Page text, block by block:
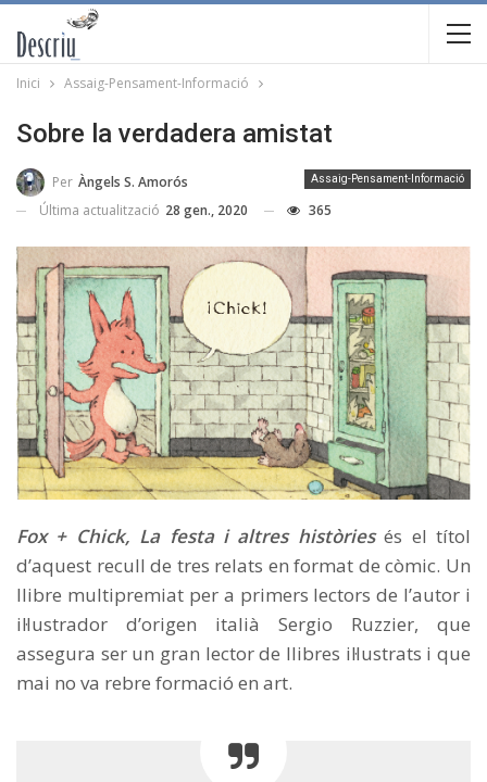
Inici Assaig-Pensament-Informació
Sobre la verdadera amistat
Assaig-Pensament-Informació
Per Àngels S. Amorós
Última actualització 28 gen., 2020 365
Fox + Chick, La festa i altres històriesés el títol
d’aquest recull de tres relats en format de còmic. Un
llibre multipremiat per a primers lectors de l’autor i
il·lustrador d’origen italià Sergio Ruzzier, que
assegura ser un gran lector de llibres il·lustrats i que
mai no va rebre formació en art.